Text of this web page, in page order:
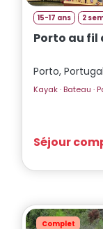
15-17 ans 2
Porto au fil
Porto,
Séjour
Complet